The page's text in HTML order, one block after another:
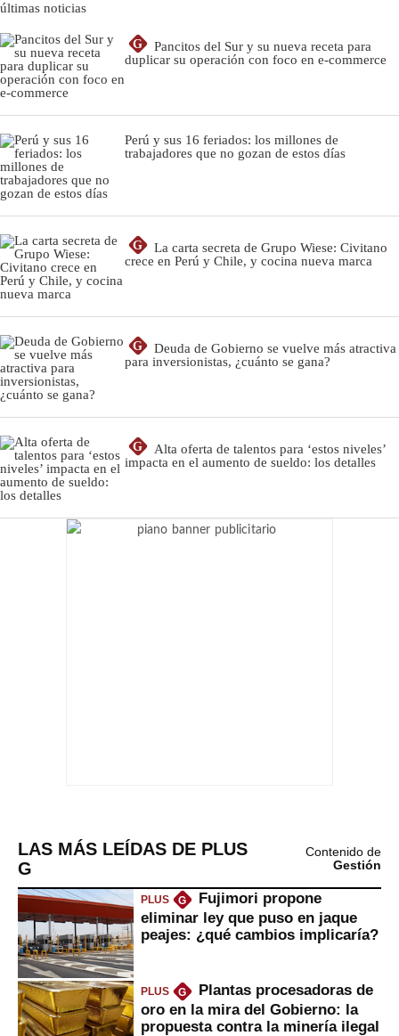
últimas noticias
G
Pancitos del Sur y su nueva receta para
duplicar su operación con foco en e-commerce
Perú y sus 16 feriados: los millones de
trabajadores que no gozan de estos días
G
La carta secreta de Grupo Wiese: Civitano
crece en Perú y Chile, y cocina nueva marca
G
Deuda de Gobierno se vuelve más atractiva
para inversionistas, ¿cuánto se gana?
G
Alta oferta de talentos para ‘estos niveles’
impacta en el aumento de sueldo: los detalles
LAS MÁS LEÍDAS DE PLUS
G
Contenido de
Gestión
PLUS G
Fujimori propone
eliminar ley que puso en jaque
peajes: ¿qué cambios implicaría?
PLUS G
Plantas procesadoras de
oro en la mira del Gobierno: la
propuesta contra la minería ilegal